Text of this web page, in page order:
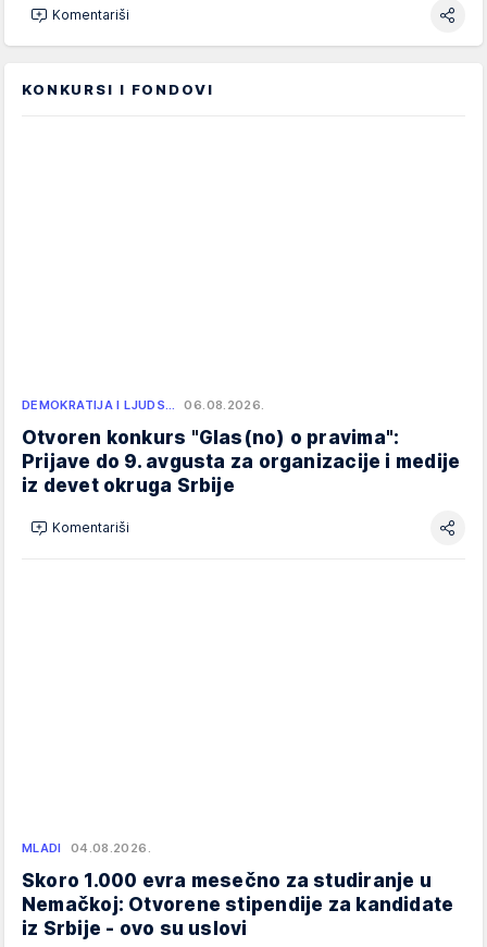
Komentariši
KONKURSI I FONDOVI
DEMOKRATIJA I LJUDS… 06.08.2026.
Otvoren konkurs "Glas(no) o pravima":
Prijave do 9. avgusta za organizacije i medije
iz devet okruga Srbije
Komentariši
MLADI 04.08.2026.
Skoro 1.000 evra mesečno za studiranje u
Nemačkoj: Otvorene stipendije za kandidate
iz Srbije - ovo su uslovi